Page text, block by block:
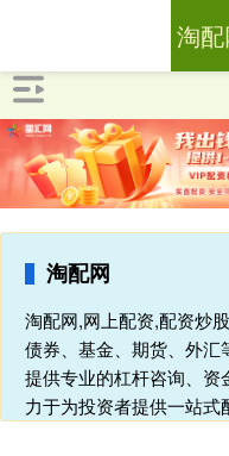
淘配网
淘配网,网上配资,配资炒
债券、基金、期货、外汇
提供专业的杠杆咨询、
力于为投资者提供一站式
淘